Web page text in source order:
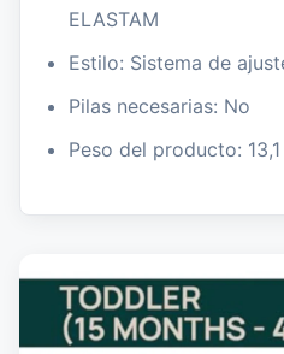
ELASTAM
Estilo: Sistema de
Pilas necesarias: No
Peso del producto: